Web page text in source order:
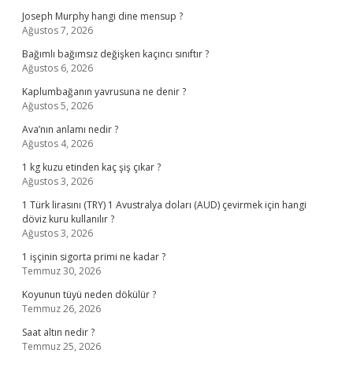
Joseph Murphy hangi dine mensup ?
Ağustos 7, 2026
Bağımlı bağımsız değişken kaçıncı sınıftır ?
Ağustos 6, 2026
Kaplumbağanın yavrusuna ne denir ?
Ağustos 5, 2026
Ava’nın anlamı nedir ?
Ağustos 4, 2026
1 kg kuzu etinden kaç şiş çıkar ?
Ağustos 3, 2026
1 Türk lirasını (TRY) 1 Avustralya doları (AUD) çevirmek için hangi
döviz kuru kullanılır ?
Ağustos 3, 2026
1 işçinin sigorta primi ne kadar ?
Temmuz 30, 2026
Koyunun tüyü neden dökülür ?
Temmuz 26, 2026
Saat altın nedir ?
Temmuz 25, 2026